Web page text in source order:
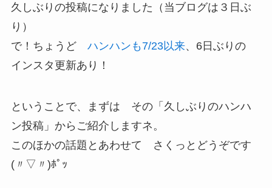
久しぶりの投稿になりました（当ブログは３日ぶ
り）
で！ちょうど ハンハンも7/23以来、6日ぶりの
インスタ更新あり！
ということで、まずは その「久しぶりのハンハ
ン投稿」からご紹介しますネ。
このほかの話題とあわせて さくっとどうぞです
(〃▽〃)ﾎﾟｯ